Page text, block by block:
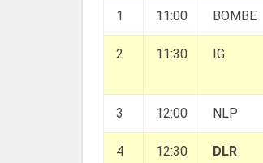
1 11:00 BOMBE
2 11:30 IG
3 12:00 NLP
4 12:30
DLR